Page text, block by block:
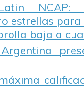
NCAP:
estrellas para
baja a